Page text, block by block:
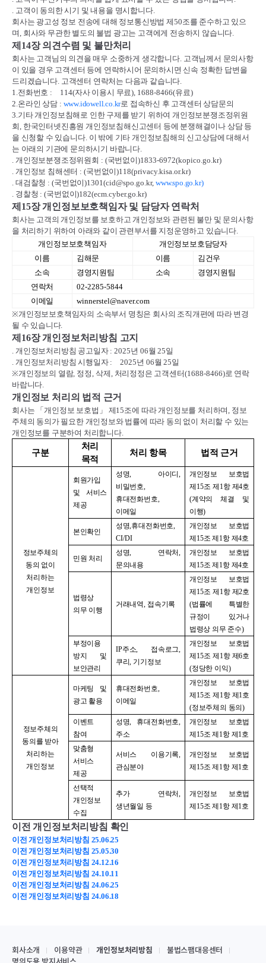
. 고객이 동의한 시기 및 내용을 명시합니다.
회사는 광고성 정보 전송에 대해 정보통신방법 제50조를 준수하고 있으
며, 회사와 무관한 별도의 불법 광고는 고객에게 전송하지 않습니다.
제 14장 의견수렴 및 불만처리
회사는 고객님의 의견을 매우 소중하게 생각합니다. 고객님께서 문의사항
이 있을 경우 고객센터 등에 연락하시어 문의하시면 신속 정확한 답변을
드리겠습니다. 고객센터 연락처는 다음과 같습니다.
1.전화번호 : 114(자사 이용시 무료), 1688-8466(유료)
2.온라인 상담 : www.idowell.co.kr로 접속하신 후 고객센터 상담문의
3.기타 개인정보침해로 인한 구제를 받기 위하여 개인정보분쟁조정위원
회, 한국인터넷진흥원 개인정보침해신고센터 등에 분쟁해결이나 상담 등
을 신청할 수 있습니다. 이 밖에 기타 개인정보침해의 신고상담에 대해서
는 아래의 기관에 문의하시기 바랍니다.
. 개인정보분쟁조정위원회 : (국번없이)1833-6972(kopico.go.kr)
. 개인정보 침해센터 : (국번없이)118(privacy.kisa.or.kr)
. 대검찰청 : (국번없이)1301(cid@spo.go.kr,www.spo.go.kr)
. 경찰청 : (국번없이)182(ecm.cyber.go.kr)
제 15장 개인정보보호책임자 및 담당자 연락처
회사는 고객의 개인정보를 보호하고 개인정보와 관련된 불만 및 문의사항
을 처리하기 위하여 아래와 같이 관련부서를 지정운영하고 있습니다.
개인정보보호책임자
개인정보보호담당자
이름
김해문 이름
김건우
소속
경영지원팀 소속
경영지원팀
연락처
02-2285-5844
이메일
winnerstel@naver.com
※개인정보보호책임자의 소속부서 명칭은 회사의 조직개편에 따라 변경
될 수 있습니다.
제 16장 개인정보처리방침 고지
. 개인정보처리방침 공고일자 : 2025년 06월25일
. 개인정보처리방침 시행일자 : 2025년 06월25일
※개인정보의 열람, 정정,삭제, 처리정정은 고객센터(1688-8466)로 연락
바랍니다.
개인정보 처리의 법적 근거
회사는 「개인정보 보호법 」 제15조에 따라 개인정보를 처리하며, 정보
주체의 동의가 필요한 개인정보와 법률에 따라 동의 없이 처리할 수 있는
개인정보를 구분하여 처리합니다.
구분
처리
목적
처리 항목 법적 근거
정보주체의
동의 없이
처리하는
개인정보
회원가입
및 서비스
제공
성명, 아이디,
비밀번호,
휴대전화번호,
이메일
개인정보 보호법
제 15조 제 1항 제4호
(계약의 체결 및
이행)
본인확인
성명,휴대전화번호,
CI/DI
개인정보 보호법
제 15조 제 1항 제4호
민원 처리
성명, 연락처,
문의내용
개인정보 보호법
제 15조 제 1항 제4호
법령상
의무 이행
거래내역, 접속기록
개인정보 보호법
제 15조 제 1항 제2호
(법률에 특별한
규정이 있거나
법령상 의무 준수)
부정이용
방지 및
보안관리
IP주소, 접속로그,
쿠리, 기기정보
개인정보 보호법
제 15조 제 1항 제6호
(정당한 이익)
정보주체의
동의를 받아
처리하는
개인정보
마케팅 및
광고 활용
휴대전화번호,
이메일
개인정보 보호법
제 15조 제 1항 제 1호
(정보주체의 동의)
이벤트
참여
성명, 휴대전화번호,
주소
개인정보 보호법
제 15조 제 1항 제 1호
맞춤형
서비스
제공
서비스 이용기록,
관심분야
개인정보 보호법
제 15조 제 1항 제 1호
선택적
개인정보
수집
추가 연락처,
생년월일 등
개인정보 보호법
제 15조 제 1항 제 1호
이전 개인정보처리방침 확인
이전 개인정보처리방침 25.06.25
이전 개인정보처리방침 25.05.30
이전 개인정보처리방침 24.12.16
이전 개인정보처리방침 24.10.11
이전 개인정보처리방침 24.06.25
이전 개인정보처리방침 24.06.18
회사소개 이용약관 개인정보처리방침
불법스팸대응센터